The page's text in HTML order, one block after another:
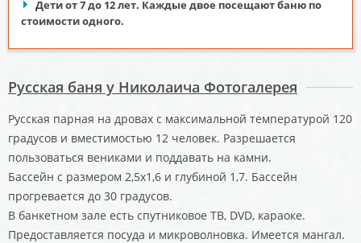
Дети от 7 до 12 лет. Каждые двое посещают баню по
стоимости одного.
Русская баня у Николаича Фотогалерея
Русская парная на дровах с максимальной температурой 120
градусов и вместимостью 12 человек. Разрешается
пользоваться вениками и поддавать на камни.
Бассейн с размером 2,5х1,6 и глубиной 1,7. Бассейн
прогревается до 30 градусов.
В банкетном зале есть спутниковое ТВ, DVD, караоке.
Предоставляется посуда и микроволновка. Имеется мангал.